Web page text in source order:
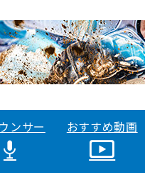
ンサー おすすめ動画